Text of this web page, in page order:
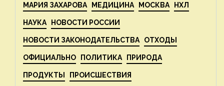
МАРИЯ ЗАХАРОВА МЕДИЦИНА МОСКВА НХЛ
НАУКА НОВОСТИ РОССИИ
НОВОСТИ ЗАКОНОДАТЕЛЬСТВА ОТХОДЫ
ОФИЦИАЛЬНО ПОЛИТИКА ПРИРОДА
ПРОДУКТЫ ПРОИСШЕСТВИЯ